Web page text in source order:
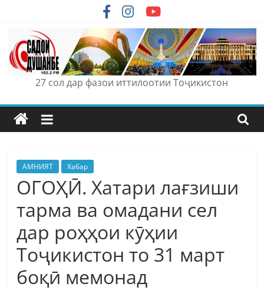
content
27 сол дар фазои иттилоотии Тоҷикистон
АМНИЯТ Хабар
ОГОҲӢ. Хатари лағзиши
тарма ва омадани сел
дар роҳҳои кӯҳии
Тоҷикистон то 31 март
боқӣ мемонад